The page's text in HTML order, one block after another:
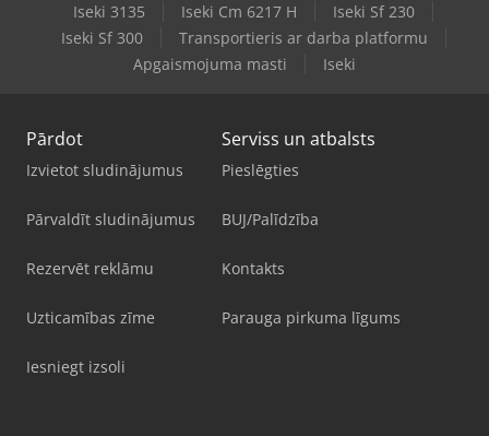
Iseki 3135 Iseki Cm 6217 H
Iseki Sf 230
Iseki Sf 300
Transportieris ar darba platformu
Apgaismojuma masti
Iseki
Pārdot
Izvietot sludinājumus
Pārvaldīt sludinājumus
Rezervēt reklāmu
Uzticamības zīme
Iesniegt izsoli
Serviss un atbalsts
Pieslēgties
BUJ/Palīdzība
Kontakts
Parauga pirkuma līgums